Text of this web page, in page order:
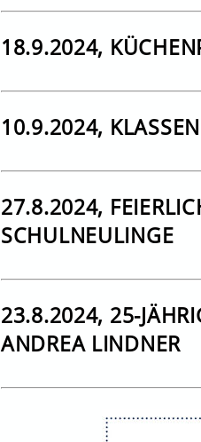
18.9.2024,
10.9.2024,
27.8.2024,
CHULNEULINGE
23.8.2024, 25-
ANDREA LINDNER